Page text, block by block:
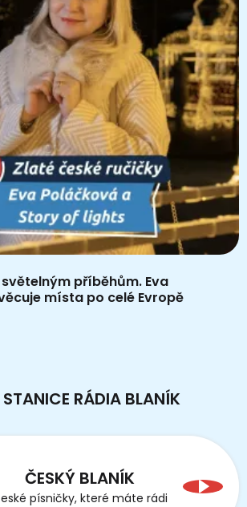
příběhům. Eva
místa po celé Evropě
RÁDIA BLANÍK
ČESKÝ BLANÍK
písničky, které máte rádi